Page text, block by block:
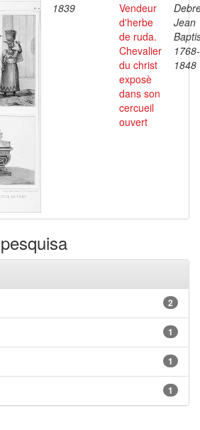
1839
Vendeur
d'herbe
de ruda.
Chevalier
du christ
exposè
dans son
cercueil
ouvert
Jean
1768-
1848
2
1
1
1